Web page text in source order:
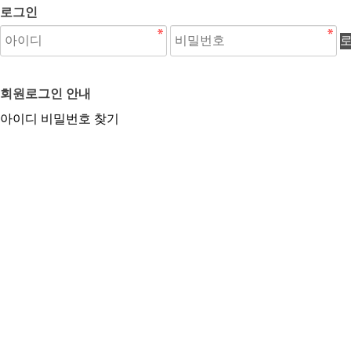
로그인
회원로그인 안내
아이디 비밀번호 찾기